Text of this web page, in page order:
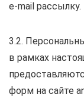
e-mail рассылку.
3.2.
в рамках
форм на сайте